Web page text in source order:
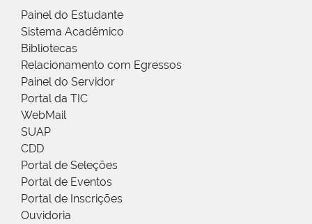
Painel do Estudante
Sistema Acadêmico
Bibliotecas
Relacionamento com Egressos
Painel do Servidor
Portal da TIC
WebMail
SUAP
CDD
Portal de Seleções
Portal de Eventos
Portal de Inscrições
Ouvidoria